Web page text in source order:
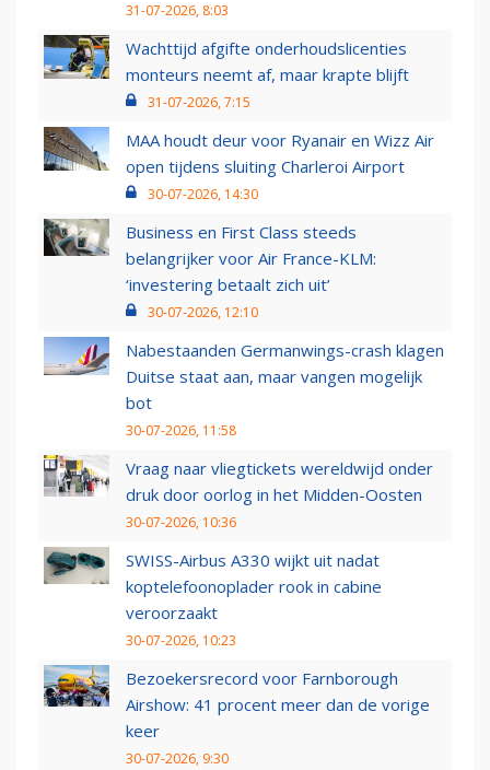
31-07-2026, 8:03
Wachttijd afgifte onderhoudslicenties
monteurs neemt af, maar krapte blijft
31-07-2026, 7:15
MAA houdt deur voor Ryanair en Wizz Air
open tijdens sluiting Charleroi Airport
30-07-2026, 14:30
Business en First Class steeds
belangrijker voor Air France-KLM:
‘investering betaalt zich uit’
30-07-2026, 12:10
Nabestaanden Germanwings-crash klagen
Duitse staat aan, maar vangen mogelijk
bot
30-07-2026, 11:58
Vraag naar vliegtickets wereldwijd onder
druk door oorlog in het Midden-Oosten
30-07-2026, 10:36
SWISS-Airbus A330 wijkt uit nadat
koptelefoonoplader rook in cabine
veroorzaakt
30-07-2026, 10:23
Bezoekersrecord voor Farnborough
Airshow: 41 procent meer dan de vorige
keer
30-07-2026, 9:30